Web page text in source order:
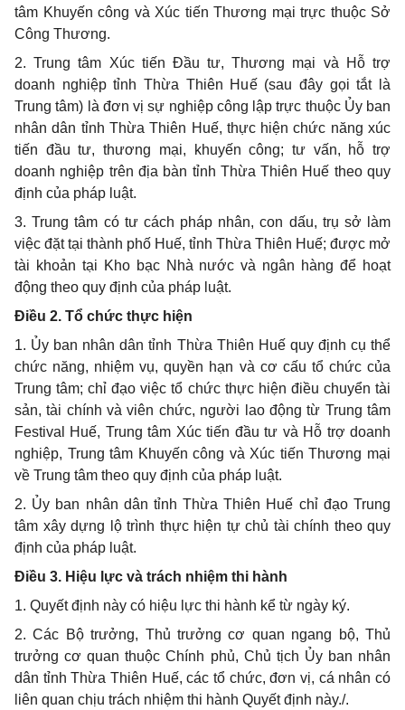
tâm Khuyến công và Xúc tiến Thương mại trực thuộc Sở
Công Thương.
2.Trung tâm Xúc tiến Đầu tư, Thương mại và Hỗ trợ
doanh nghiệp tỉnh Thừa Thiên Huế (sau đây gọi tắt là
Trung tâm) là đơn vị sự nghiệp công lập trực thuộc Ủy ban
nhân dân tỉnh Thừa Thiên Huế, thực hiện chức năng xúc
tiến đầu tư, thương mại, khuyến công; tư vấn, hỗ trợ
doanh nghiệp trên địa bàn tỉnh Thừa Thiên Huế theo quy
định của pháp luật.
3.Trung tâm có tư cách pháp nhân, con dấu, trụ sở làm
việc đặt tại thành phố Huế, tỉnh Thừa Thiên Huế; được mở
tài khoản tại Kho bạc Nhà nước và ngân hàng để hoạt
động theo quy định của pháp luật.
Điều 2. Tổ chức thực hiện
1. Ủy ban nhân dân tỉnh Thừa Thiên Huế quy định cụ thể
chức năng, nhiệm vụ, quyền hạn và cơ cấu tổ chức của
Trung tâm; chỉ đạo việc tổ chức thực hiện điều chuyển tài
sản, tài chính và viên chức, người lao động từ Trung tâm
Festival Huế, Trung tâm Xúc tiến đầu tư và Hỗ trợ doanh
nghiệp, Trung tâm Khuyến công và Xúc tiến Thương mại
về Trung tâm theo quy định của pháp luật.
2. Ủy ban nhân dân tỉnh Thừa Thiên Huế chỉ đạo Trung
tâm xây dựng lộ trình thực hiện tự chủ tài chính theo quy
định của pháp luật.
Điều 3. Hiệu lực và trách nhiệm thi hành
1. Quyết định này có hiệu lực thi hành kể từ ngày ký.
2.Các Bộ trưởng, Thủ trưởng cơ quan ngang bộ, Thủ
trưởng cơ quan thuộc Chính phủ, Chủ tịch Ủy ban nhân
dân tỉnh Thừa Thiên Huế, các tổ chức, đơn vị, cá nhân có
liên quan chịu trách nhiệm thi hành Quyết định này./.